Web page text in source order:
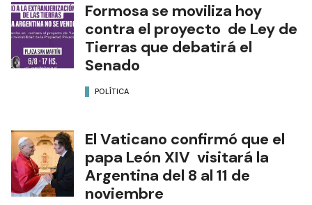
Formosa se moviliza hoy
contra el proyecto de Ley de
Tierras que debatirá el
Senado
POLÍTICA
El Vaticano confirmó que el
papa León XIV visitará la
Argentina del 8 al 11 de
noviembre